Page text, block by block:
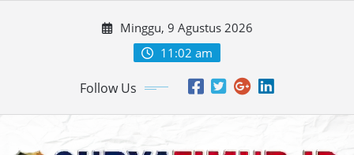
Minggu, 9 Agustus 2026
11:02 am
Follow Us